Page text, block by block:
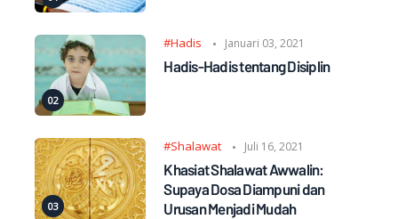
#Hadis Januari 03, 2021
Hadis-Hadis tentang Disiplin
#Shalawat Juli 16, 2021
Khasiat Shalawat Awwalin:
Supaya Dosa Diampuni dan
Urusan Menjadi Mudah